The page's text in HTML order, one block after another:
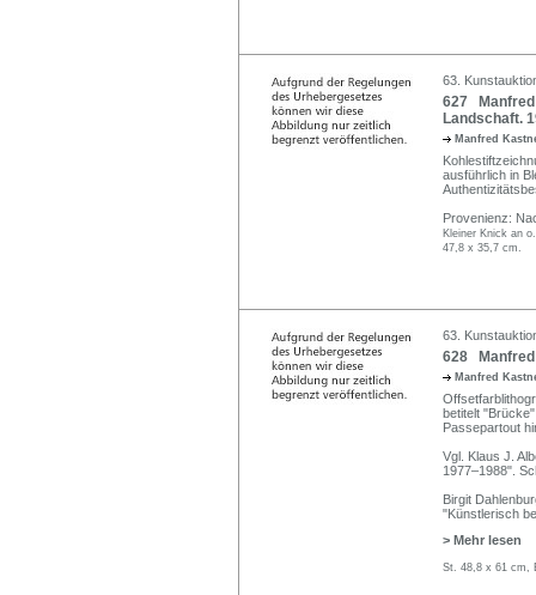
63.
627 Manfred
Landschaft.
Manfred
ausführlich in
Provenienz:
Kleiner Knick an
47,8 x 35,7 cm.
63.
628 Manfred
Manfred
betitelt
Passepartout
Vgl. Klaus J.
1977–1988".
Birgit
"Künstlerisch
> Mehr lesen
St. 48,8 x 61 cm,